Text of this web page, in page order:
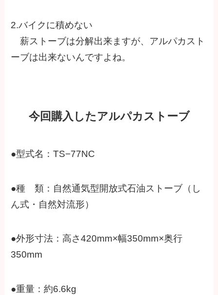
2.バイクに積めない
薪ストーブは分解出来ますが、アルパカスト
ーブは出来ないんですよね。
今回購入したアルパカストーブ
●型式名：TS−77NC
●種 類：自然通気型開放式石油ストーブ（し
ん式・自然対流形）
●外形寸法：高さ420mm×幅350mm×奥行
350mm
●重量：約6.6kg